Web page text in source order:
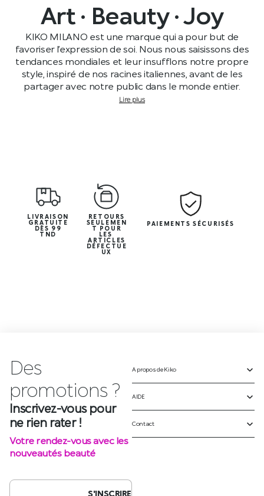
Art · Beauty · Joy
KIKO MILANO est une marque qui a pour but de
favoriser l’expression de soi. Nous nous saisissons des
tendances mondiales et leur insufflons notre propre
style, inspiré de nos racines italiennes, avant de les
partager avec notre public dans le monde entier.
Lire plus
LIVRAISON
GRATUITE
DÈS 99
TND
RETOURS
SEULEMEN
T POUR
LES
ARTICLES
DÉFECTUE
UX
PAIEMENTS SÉCURISÉS
Des
Inscrivez-vous pour
ne rien rater !
Votre rendez-vous avec les
nouveautés beauté
S'INSCRIRE